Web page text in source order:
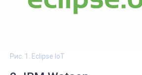
Рис. 1. Eclipse IoT